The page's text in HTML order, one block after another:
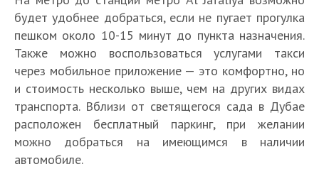
будет удобнее добраться, если не пугает прогулка
пешком около 10-15 минут до пункта назначения.
Также можно воспользоваться услугами такси
через мобильное приложение — это комфортно, но
и стоимость несколько выше, чем на других видах
транспорта. Вблизи от светящегося сада в Дубае
расположен бесплатный паркинг, при желании
можно добраться на имеющимся в наличии
автомобиле.